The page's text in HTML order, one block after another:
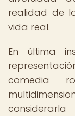
realidad de
vida real.
En última
comedia